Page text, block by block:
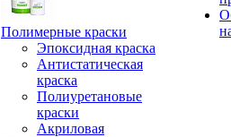
Полимерные краски
Эпоксидная краска
Антистатическая
краска
Полиуретановые
краски
Акриловая